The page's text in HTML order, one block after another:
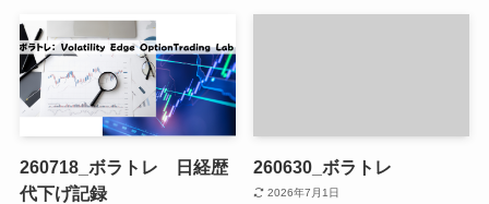
260718_ボラトレ 日経歴
代下げ記録
260630_ボラトレ
2026年7月1日